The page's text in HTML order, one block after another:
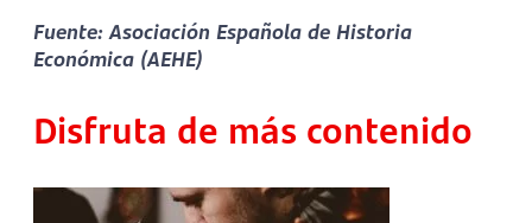
Fuente: Asociación Española de Historia
Económica (AEHE)
Disfruta de más contenido